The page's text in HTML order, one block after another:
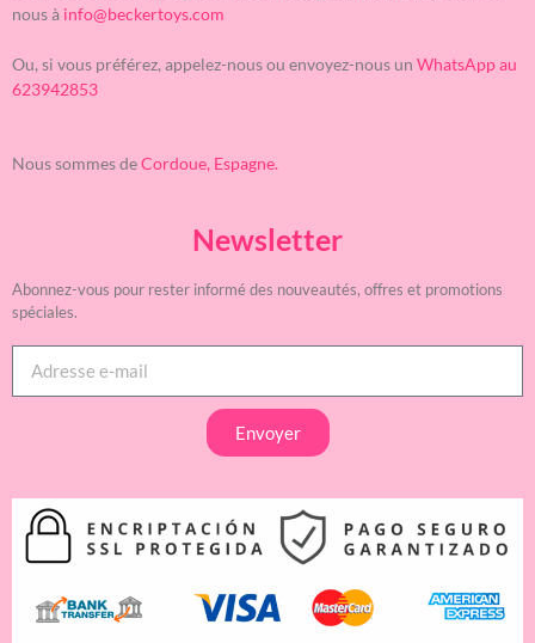
nous à info@beckertoys.com
Ou, si vous préférez, appelez-nous ou envoyez-nous un WhatsApp au
623942853
Nous sommes deCordoue, Espagne.
Newsletter
Abonnez-vous pour rester informé des nouveautés, offres et promotions
spéciales.
Envoyer